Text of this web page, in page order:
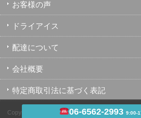
お客様の声
ドライアイス
配達について
会社概要
特定商取引法に基づく表記
Copyright © 超低温冷凍庫・冷凍ショーケース・
06-6562-29939:00-